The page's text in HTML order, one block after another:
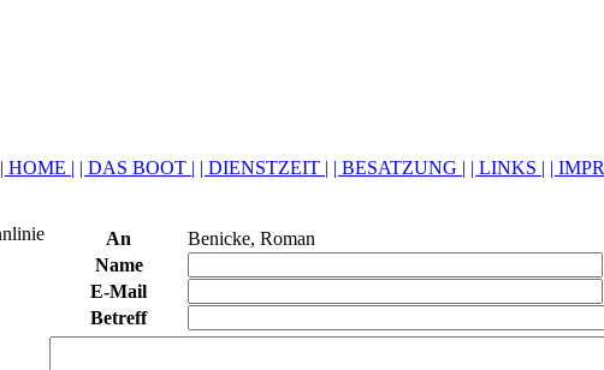
| HOME | | DAS BOOT | | DIENSTZEIT | | BESATZUNG | | LINKS | |
An
Benicke, Roman
Name
E-Mail
Betreff